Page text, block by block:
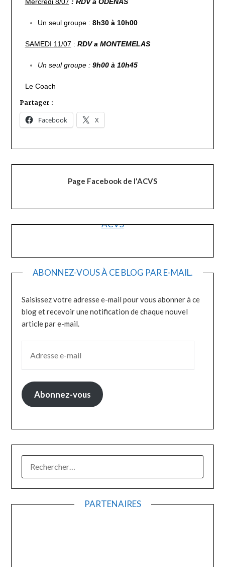
Un seul groupe : 8h30 à 10h00
SAMEDI 11/07 : RDV a MONTEMELAS
Un seul groupe :9h00 à 10h45
Le Coach
Partager :
Facebook X
Page Facebook de l'ACVS
ACVS
ABONNEZ-VOUS À CE BLOG PAR E-MAIL.
Saisissez votre adresse e-mail pour vous abonner à ce
blog et recevoir une notification de chaque nouvel
article par e-mail.
Abonnez-vous
PARTENAIRES